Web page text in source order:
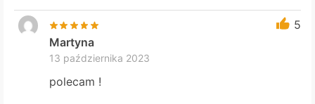
5
Martyna
13 października 2023
polecam !